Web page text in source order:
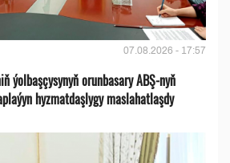
07.08.2026 - 17:57
ýolbaşçysynyň orunbasary ABŞ-nyň
hyzmatdaşlygy maslahatlaşdy